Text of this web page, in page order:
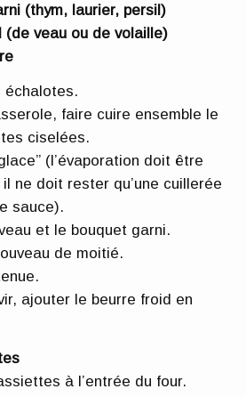
(thym, laurier, persil)
(de veau ou de volaille)
échalotes.
faire cuire ensemble le
ciselées.
(l’évaporation doit être
ne doit rester qu’une cuillerée
sauce).
et le bouquet garni.
de moitié.
ajouter le beurre froid en
à l’entrée du four.